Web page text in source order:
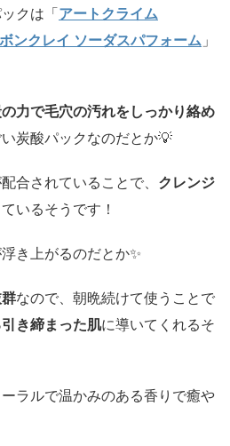
クは「アートクライム
ンクレイ ソーダスパフォーム 」
力で毛穴の汚れをしっかり絡め
炭酸パックなのだとか💡
合されていることで、 クレンジ
いるそうです！
き上がるのだとか✨️
なので、朝晩続けて使うことで
き締まった肌に導いてくれるそ
ラルで温かみのある香りで癒や